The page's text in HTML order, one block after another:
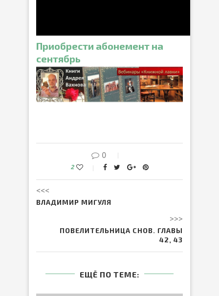
Приобрести абонемент на
сентябрь
0
2
<<<
ВЛАДИМИР МИГУЛЯ
>>>
ПОВЕЛИТЕЛЬНИЦА СНОВ. ГЛАВЫ
42, 43
ЕЩЁ ПО ТЕМЕ: